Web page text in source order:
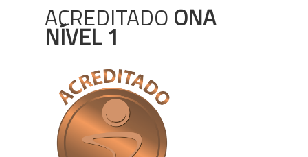
ACREDITADO ONA
NÍVEL 1